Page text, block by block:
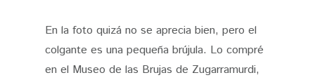
En la foto quizá no se aprecia bien, pero el
colgante es una pequeña brújula. Lo compré
en el Museo de las Brujas de Zugarramurdi,